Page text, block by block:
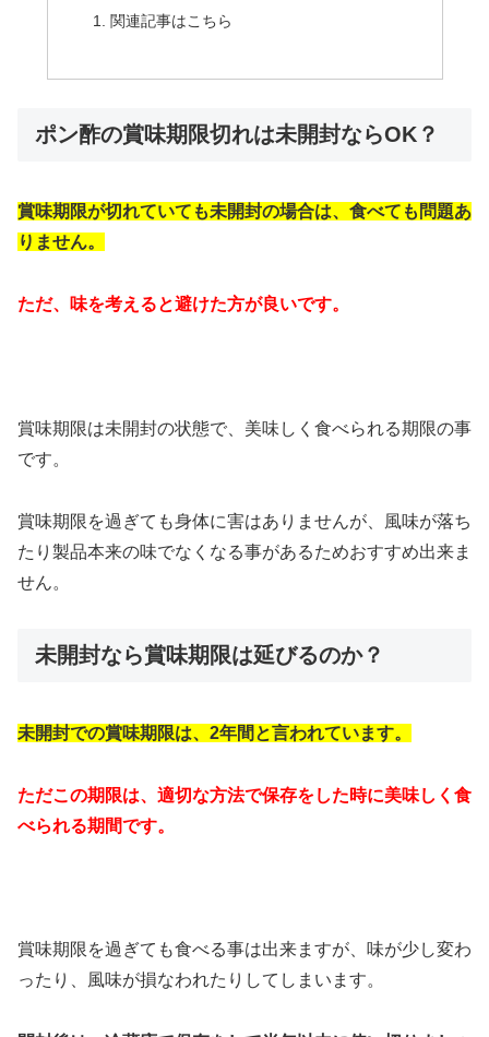
関連記事はこちら
ポン酢の賞味期限切れは未開封ならOK？
賞味期限が切れていても未開封の場合は、食べても問題あ
りません。
ただ、味を考えると避けた方が良いです。
賞味期限は未開封の状態で、美味しく食べられる期限の事
です。
賞味期限を過ぎても身体に害はありませんが、風味が落ち
たり製品本来の味でなくなる事があるためおすすめ出来ま
せん。
未開封なら賞味期限は延びるのか？
未開封での賞味期限は、2年間と言われています。
ただこの期限は、適切な方法で保存をした時に美味しく食
べられる期間です。
賞味期限を過ぎても食べる事は出来ますが、味が少し変わ
ったり、風味が損なわれたりしてしまいます。